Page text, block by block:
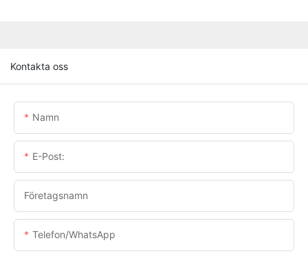
Kontakta oss
Namn
E-Post:
Företagsnamn
Telefon/WhatsApp